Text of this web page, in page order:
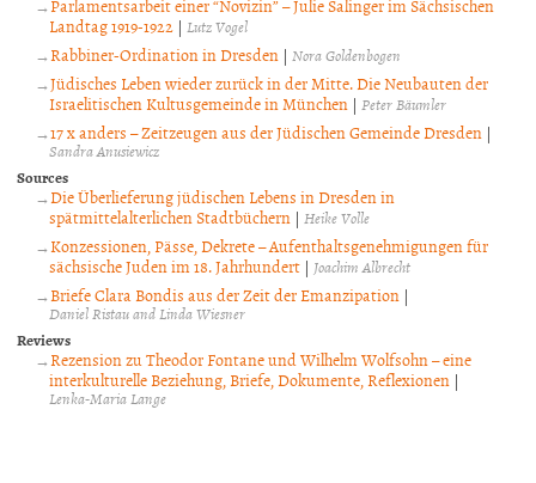
Parlamentsarbeit einer “Novizin” – Julie Salinger im Sächsischen
Landtag 1919-1922 | Lutz Vogel
Rabbiner-Ordination in Dresden |Nora Goldenbogen
Jüdisches Leben wieder zurück in der Mitte. Die Neubauten der
Israelitischen Kultusgemeinde in München | Peter Bäumler
17 x anders – Zeitzeugen aus der Jüdischen Gemeinde Dresden |
Sandra Anusiewicz
Sources
Die Überlieferung jüdischen Lebens in Dresden in
spätmittelalterlichen Stadtbüchern | Heike Volle
Konzessionen, Pässe, Dekrete – Aufenthaltsgenehmigungen für
sächsische Juden im 18. Jahrhundert | Joachim Albrecht
Briefe Clara Bondis aus der Zeit der Emanzipation |
Daniel Ristau and Linda Wiesner
Reviews
Rezension zu Theodor Fontane und Wilhelm Wolfsohn – eine
interkulturelle Beziehung, Briefe, Dokumente, Reflexionen |
Lenka-Maria Lange